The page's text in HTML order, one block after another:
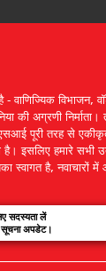
वाणिज्यिक विभाजन,
की अग्रणी
पूरी तरह से
है। इसलिए हमारे सभी
स्वागत है, नवाचारों
सदस्यता लें
अपडेट।